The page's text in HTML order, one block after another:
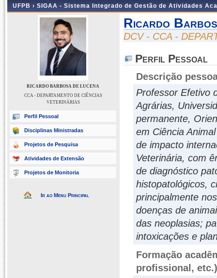
UFPB › SIGAA - Sistema Integrado de Gestão de Atividades
RICARDO BARBOSA DE LUCENA
CCA - DEPARTAMENTO DE CIÊNCIAS
VETERINÁRIAS
Perfil Pessoal
Disciplinas Ministradas
Projetos de Pesquisa
Atividades de Extensão
Projetos de Monitoria
Ir ao Menu Principal
Ricardo
DCV - CCA -
Perfil Pessoal
Descrição
Professor Efetivo
Agrárias,
permanente,
em Ciência
de impacto
Veterinária, com
de diagnóstico
histopatológicos,
principalmente
doenças de
das neoplasias;
intoxicações e
Formação
profissional, etc.)